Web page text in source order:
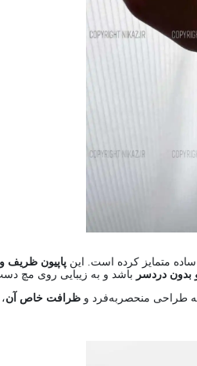
متمایز کرده است. اینپاپیون ظریف و
بدون دردسر باشد و به زیبایی روی مچ
به طراحی منحصربه‌فرد وظرافت خاص آن